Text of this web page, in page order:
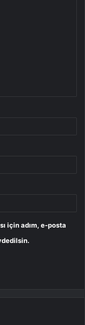
için adım, e-posta